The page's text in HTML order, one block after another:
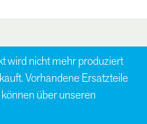
wird nicht mehr produziert
Vorhandene Ersatzteile
über unseren